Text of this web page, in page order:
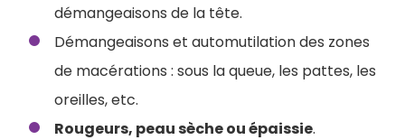
démangeaisons de la tête.
Démangeaisons et automutilation des zones
de macérations : sous la queue, les pattes, les
oreilles, etc.
Rougeurs, peau sèche ou épaissie.